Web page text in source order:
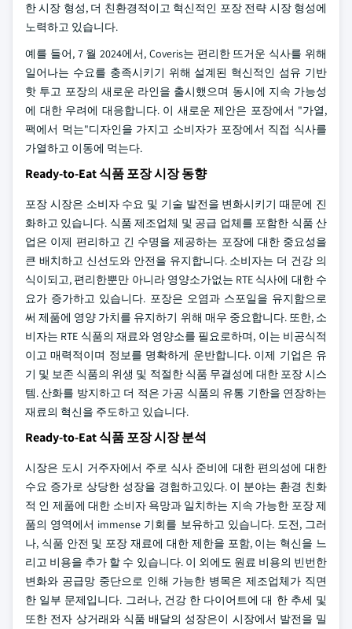
한 시장 형성, 더 친환경적이고 혁신적인 포장 전략 시장 형성에
노력하고 있습니다.
예를 들어, 7 월 2024에서, Coveris는 편리한 뜨거운 식사를 위해
일어나는 수요를 충족시키기 위해 설계된 혁신적인 섬유 기반
핫 투고 포장의 새로운 라인을 출시했으며 동시에 지속 가능성
에 대한 우려에 대응합니다. 이 새로운 제안은 포장에서 "가열,
팩에서 먹는"디자인을 가지고 소비자가 포장에서 직접 식사를
가열하고 이동에 먹는다.
Ready-to-Eat 식품 포장 시장 동향
포장 시장은 소비자 수요 및 기술 발전을 변화시키기 때문에 진
화하고 있습니다. 식품 제조업체 및 공급 업체를 포함한 식품 산
업은 이제 편리하고 긴 수명을 제공하는 포장에 대한 중요성을
큰 배치하고 신선도와 안전을 유지합니다. 소비자는 더 건강 의
식이되고, 편리한뿐만 아니라 영양소가없는 RTE 식사에 대한 수
요가 증가하고 있습니다. 포장은 오염과 스포일을 유지함으로
써 제품에 영양 가치를 유지하기 위해 매우 중요합니다. 또한, 소
비자는 RTE 식품의 재료와 영양소를 필요로하며, 이는 비공식적
이고 매력적이며 정보를 명확하게 운반합니다. 이제 기업은 유
기 및 보존 식품의 위생 및 적절한 식품 무결성에 대한 포장 시스
템. 산화를 방지하고 더 적은 가공 식품의 유통 기한을 연장하는
재료의 혁신을 주도하고 있습니다.
Ready-to-Eat 식품 포장 시장 분석
시장은 도시 거주자에서 주로 식사 준비에 대한 편의성에 대한
수요 증가로 상당한 성장을 경험하고있다. 이 분야는 환경 친화
적 인 제품에 대한 소비자 욕망과 일치하는 지속 가능한 포장 제
품의 영역에서 immense 기회를 보유하고 있습니다. 도전, 그러
나, 식품 안전 및 포장 재료에 대한 제한을 포함, 이는 혁신을 느
리고 비용을 추가 할 수 있습니다. 이 외에도 원료 비용의 빈번한
변화와 공급망 중단으로 인해 가능한 병목은 제조업체가 직면
한 일부 문제입니다. 그러나, 건강 한 다이어트에 대 한 추세 및
또한 전자 상거래와 식품 배달의 성장은이 시장에서 발전을 밀